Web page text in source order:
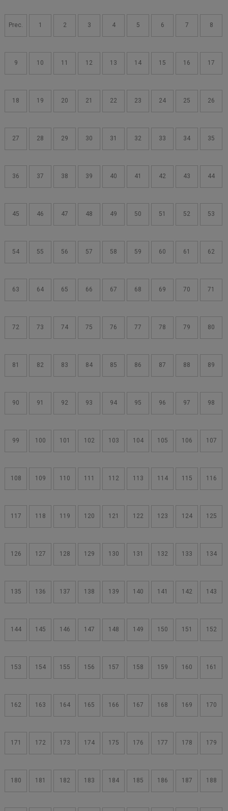
Navigazione
articoli
Prec. 1 2 3 4 5 6 7 8
9 10 11 12 13 14 15 16 17
18 19 20 21 22 23 24 25 26
27 28 29 30 31 32 33 34 35
36 37 38 39 40 41 42 43 44
45 46 47 48 49 50 51 52 53
54 55 56 57 58 59 60 61 62
63 64 65 66 67 68 69 70 71
72 73 74 75 76 77 78 79 80
81 82 83 84 85 86 87 88 89
90 91 92 93 94 95 96 97 98
99 100 101 102 103 104 105 106 107
108 109 110 111 112 113 114 115 116
117 118 119 120 121 122 123 124 125
126 127 128 129 130 131 132 133 134
135 136 137 138 139 140 141 142 143
144 145 146 147 148 149 150 151 152
153 154 155 156 157 158 159 160 161
162 163 164 165 166 167 168 169 170
171 172 173 174 175 176 177 178 179
180 181 182 183 184 185 186 187 188